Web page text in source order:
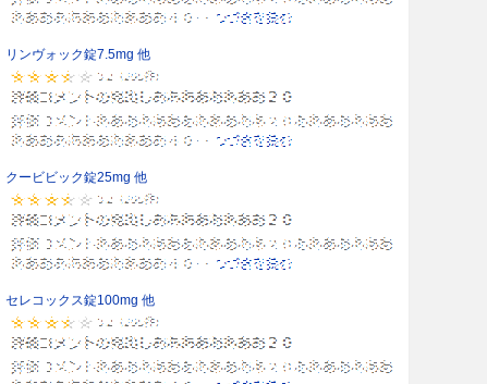
リンヴォック錠7.5mg 他
クービビック錠25mg 他
セレコックス錠100mg 他